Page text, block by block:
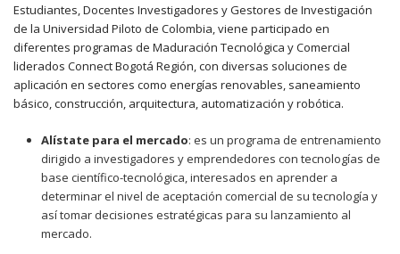
Estudiantes, Docentes Investigadores y Gestores de Investigación
de la Universidad Piloto de Colombia, viene participado en
diferentes programas de Maduración Tecnológica y Comercial
liderados Connect Bogotá Región, con diversas soluciones de
aplicación en sectores como energías renovables, saneamiento
básico, construcción, arquitectura, automatización y robótica.
Alístate para el mercado: es un programa de entrenamiento
dirigido a investigadores y emprendedores con tecnologías de
base científico-tecnológica, interesados en aprender a
determinar el nivel de aceptación comercial de su tecnología y
así tomar decisiones estratégicas para su lanzamiento al
mercado.